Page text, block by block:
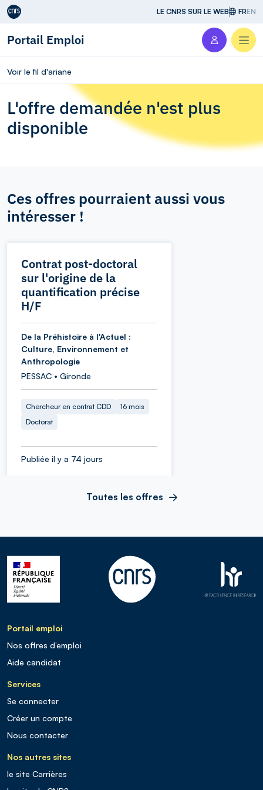
Aller au contenu LE CNRS SUR LE WEB FREN
Portail Emploi
Voir le fil d'ariane
L'offre demandée n'est plus
disponible
Ces offres pourraient aussi vous
intéresser !
Contrat post-doctoral
sur l'origine de la
quantification précise
H/F
De la Préhistoire à l'Actuel :
Culture, Environnement et
Anthropologie
PESSAC • Gironde
Chercheur en contrat CDD
16 mois
Doctorat
Publiée il y a 74 jours
Toutes les offres
Portail emploi
Nos offres d’emploi
Aide candidat
Services
Se connecter
Créer un compte
Nous contacter
Nos autres sites
le site Carrières